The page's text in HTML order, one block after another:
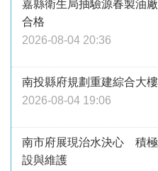
嘉縣衛生局抽驗源春製油
合格
2026-08-04 20:36
南投縣府規劃重建綜合大
2026-08-04 19:06
南市府展現治水決心 積
設與維護